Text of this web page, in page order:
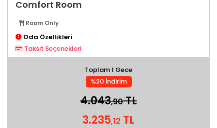
Comfort Room
Room Only
Oda Özellikleri
Taksit Seçenekleri
Toplam 1 Gece
%20 İndirim
4.043,90TL
3.235,12 TL